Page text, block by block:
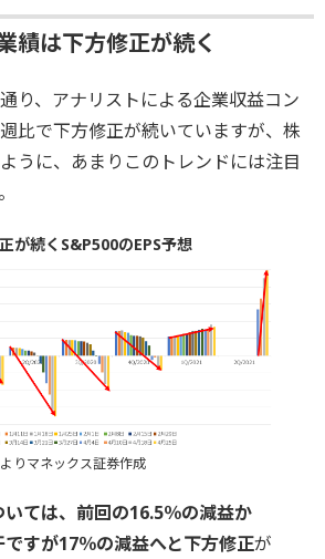
績は下方修正が続く
り、アナリストによる企業収益コン
比で下方修正が続いていますが、株
うに、あまりこのトレンドには注目
が続くS&P500のEPS予想
りマネックス証券作成
ては、前回の16.5％の減益か
すが17％の減益へと下方修正が